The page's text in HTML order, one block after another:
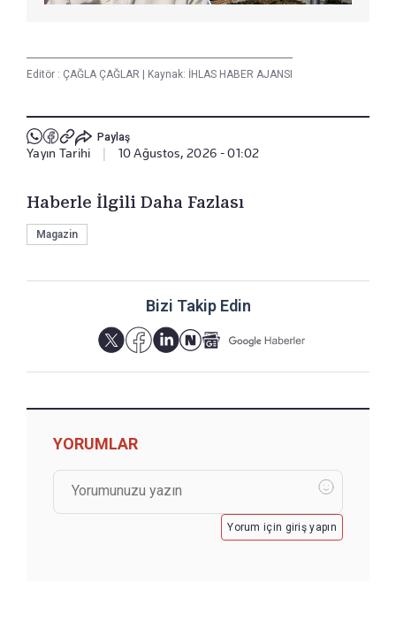
Editör : ÇAĞLA ÇAĞLAR | Kaynak: İHLAS HABER AJANSI
Paylaş
Yayın Tarihi 10 Ağustos, 2026 - 01:02
Haberle İlgili Daha Fazlası
Magazin
Bizi Takip Edin
YORUMLAR
Yorum için giriş yapın